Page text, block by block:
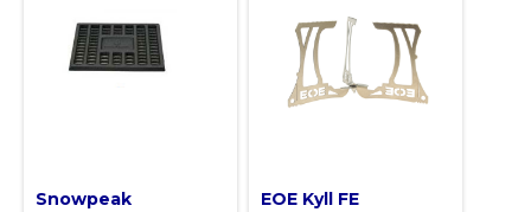
Snowpeak
EOE Kyll FE